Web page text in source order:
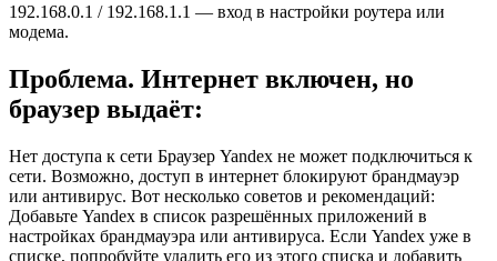
192.168.0.1 / 192.168.1.1 — вход в настройки роутера или
модема.
Проблема. Интернет включен, но
браузер выдаёт:
Нет доступа к сети Браузер Yandex не может подключиться к
сети. Возможно, доступ в интернет блокируют брандмауэр
или антивирус. Вот несколько советов и рекомендаций:
Добавьте Yandex в список разрешённых приложений в
настройках брандмауэра или антивируса. Если Yandex уже в
списке, попробуйте удалить его из этого списка и добавить